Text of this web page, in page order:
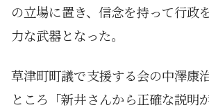
の立場に置き、信念を持って行政
力な武器となった。
草津町町議で支援する会の中澤康
ところ「新井さんから正確な説明